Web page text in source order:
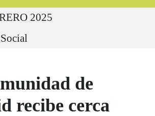
2025
de
recibe cerca